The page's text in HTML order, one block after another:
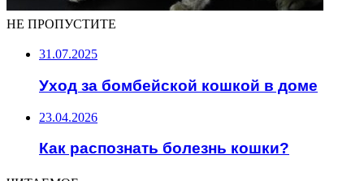
НЕ ПРОПУСТИТЕ
31.07.2025
Уход за бомбейской кошкой в доме
23.04.2026
Как распознать болезнь кошки?